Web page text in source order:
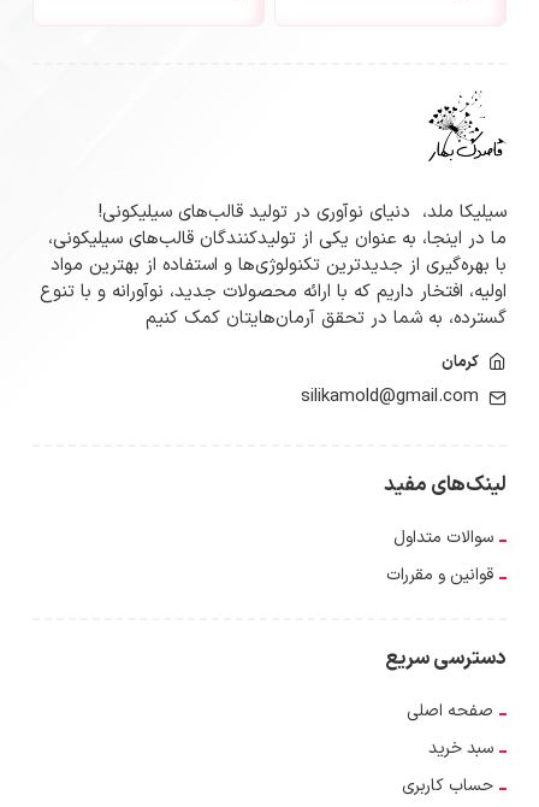
سیلیکا ملد، دنیای نوآوری در تولید قالب‌های سیلیکونی!
ما در اینجا، به عنوان یکی از تولیدکنندگان قالب‌های سیلیکونی،
با بهره‌گیری از جدیدترین تکنولوژی‌ها و استفاده از بهترین مواد
اولیه، افتخار داریم که با ارائه محصولات جدید، نوآورانه و با تنوع
گسترده‌، به شما در تحقق آرمان‌هایتان کمک کنیم
کرمان
silikamold@gmail.com
لینک‌های مفید
سوالات متداول
قوانین و مقررات
دسترسی سریع
صفحه اصلی
سبد خرید
حساب کاربری